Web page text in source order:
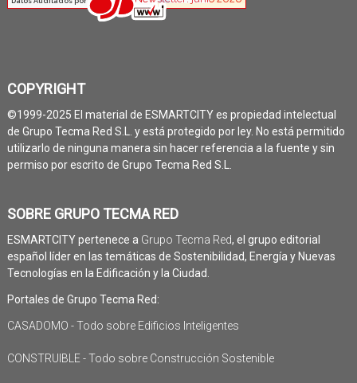
COPYRIGHT
©1999-2025 El material de ESMARTCITY es propiedad intelectual
de Grupo Tecma Red S.L. y está protegido por ley. No está permitido
utilizarlo de ninguna manera sin hacer referencia a la fuente y sin
permiso por escrito de Grupo Tecma Red S.L.
SOBRE GRUPO TECMA RED
ESMARTCITY pertenece a Grupo Tecma Red, el grupo editorial
español líder en las temáticas de Sostenibilidad, Energía y Nuevas
Tecnologías en la Edificación y la Ciudad.
Portales de Grupo Tecma Red:
CASADOMO - Todo sobre Edificios Inteligentes
CONSTRUIBLE - Todo sobre Construcción Sostenible